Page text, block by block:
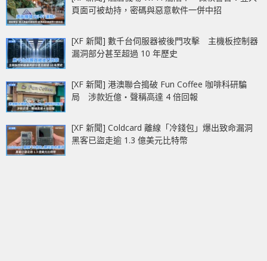
頁面可被劫持，密碼與惡意軟件一併中招
[XF 新聞] 數千台伺服器被後門攻擊 主機板控制器
漏洞部分甚至超過 10 年歷史
[XF 新聞] 港澳聯合搗破 Fun Coffee 咖啡科研騙
局 涉款近億‧聲稱高達 4 倍回報
[XF 新聞] Coldcard 離線「冷錢包」爆出致命漏洞
黑客已盜走逾 1.3 億美元比特幣